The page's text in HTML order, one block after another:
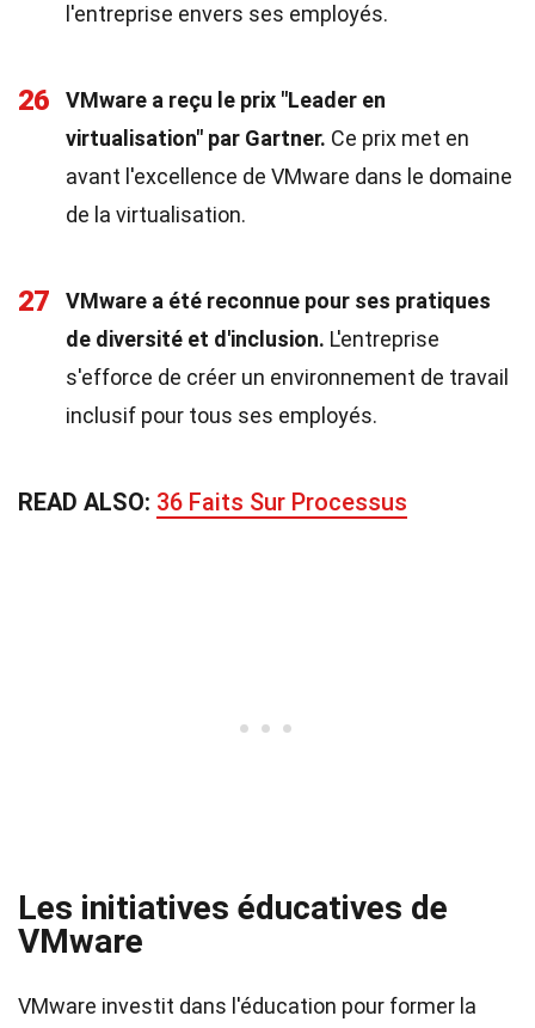
l'entreprise envers ses employés.
26
VMware a reçu le prix "Leader en
virtualisation" par Gartner. Ce prix met en
avant l'excellence de VMware dans le domaine
de la virtualisation.
27
VMware a été reconnue pour ses pratiques
de diversité et d'inclusion. L'entreprise
s'efforce de créer un environnement de travail
inclusif pour tous ses employés.
READ ALSO: 36 Faits Sur Processus
Les initiatives éducatives de
VMware
VMware investit dans l'éducation pour former la